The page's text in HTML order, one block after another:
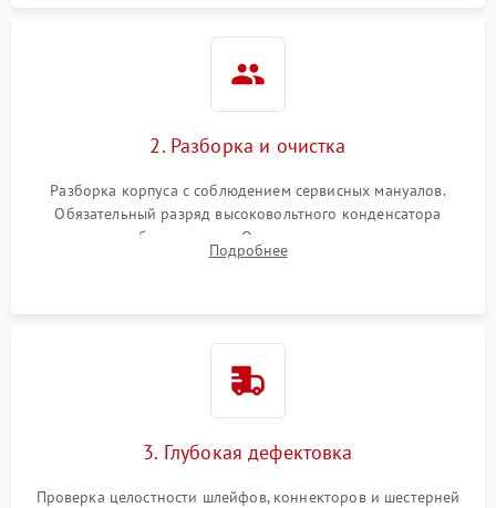
2. Разборка и очистка
Разборка корпуса с соблюдением сервисных мануалов.
Обязательный разряд высоковольтного конденсатора
вспышки для безопасности. Очистка внутренних узлов от
пыли, песка и следов влаги с помощью спецсредств.
Подробнее
3. Глубокая дефектовка
Проверка целостности шлейфов, коннекторов и шестерней